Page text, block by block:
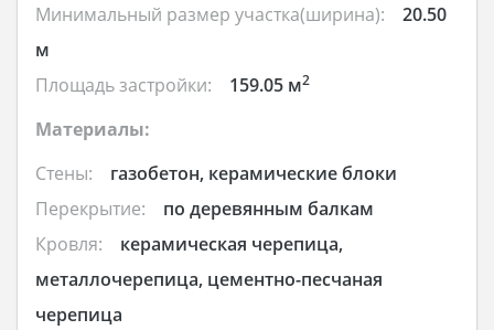
Минимальный размер участка(ширина):
20.50
м
Площадь застройки:
159.05 м2
Материалы:
Стены:
газобетон, керамические блоки
Перекрытие:
по деревянным балкам
Кровля:
керамическая черепица,
металлочерепица, цементно-песчаная
черепица